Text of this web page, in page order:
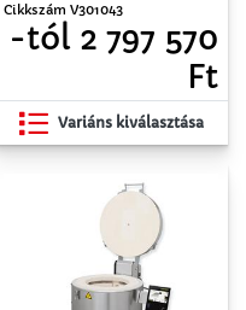
Cikkszám V301043
-tól 2 797 570
Ft
Variáns kiválasztása